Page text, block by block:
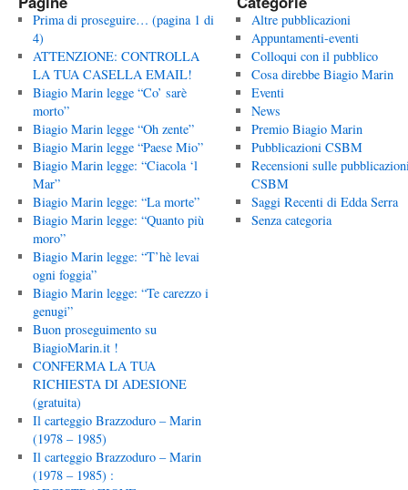
Prima di proseguire… (pagina 1 di
4)
ATTENZIONE: CONTROLLA
LA TUA CASELLA EMAIL!
Biagio Marin legge “Co’ sarè
morto”
Biagio Marin legge “Oh zente”
Biagio Marin legge “Paese Mio”
Biagio Marin legge: “Ciacola ‘l
Mar”
Biagio Marin legge: “La morte”
Biagio Marin legge: “Quanto più
moro”
Biagio Marin legge: “T’hè levai
ogni foggia”
Biagio Marin legge: “Te carezzo i
genugi”
Buon proseguimento su
BiagioMarin.it !
CONFERMA LA TUA
RICHIESTA DI ADESIONE
(gratuita)
Il carteggio Brazzoduro – Marin
(1978 – 1985)
Il carteggio Brazzoduro – Marin
(1978 – 1985) :
Altre pubblicazioni
Appuntamenti-eventi
Colloqui con il pubblico
Cosa direbbe Biagio Marin
Eventi
News
Premio Biagio Marin
Pubblicazioni CSBM
Recensioni sulle
CSBM
Saggi Recenti di Edda Serra
Senza categoria